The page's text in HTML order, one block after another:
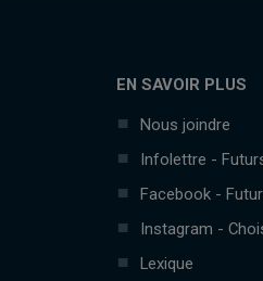
EN SAVOIR PLUS
Nous joindre
Infolettre -
Facebook -
Instagram -
Lexique